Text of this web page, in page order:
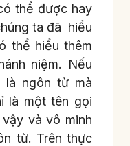
thể được hay
ta đã hiểu
thể hiểu thêm
niệm. Nếu
ngôn từ mà
là một tên gọi
và vô minh
từ. Trên thực